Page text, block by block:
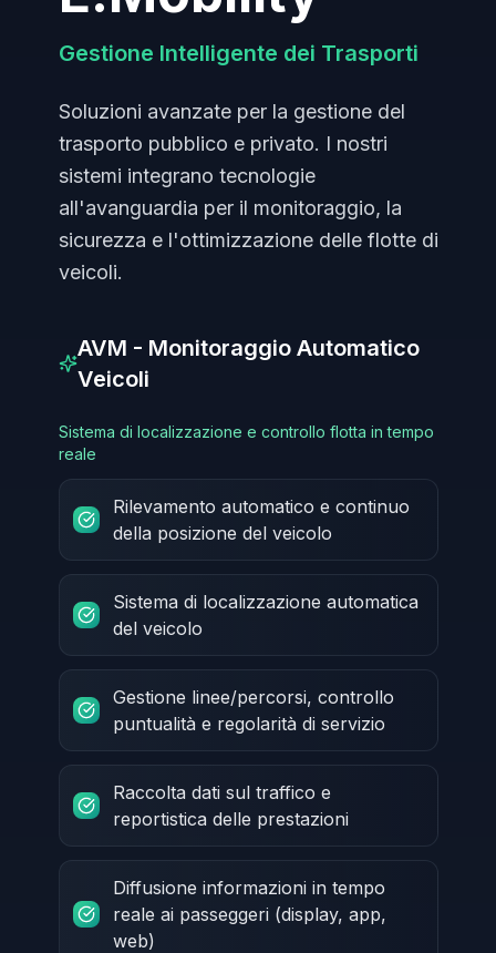
Gestione Intelligente dei Trasporti
Soluzioni avanzate per la gestione del
trasporto pubblico e privato. I nostri
sistemi integrano tecnologie
all'avanguardia per il monitoraggio, la
sicurezza e l'ottimizzazione delle flotte di
veicoli.
AVM - Monitoraggio Automatico
Veicoli
Sistema di localizzazione e controllo flotta in tempo
reale
Rilevamento automatico e continuo
della posizione del veicolo
Sistema di localizzazione automatica
del veicolo
Gestione linee/percorsi, controllo
puntualità e regolarità di servizio
Raccolta dati sul traffico e
reportistica delle prestazioni
Diffusione informazioni in tempo
reale ai passeggeri (display, app,
web)